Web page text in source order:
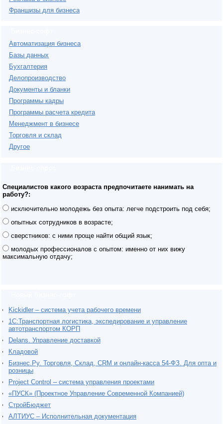
Франшизы для бизнеса
Автоматизация бизнеса
Базы данных
Бухгалтерия
Делопроизводство
Документы и бланки
Программы кадры
Программы расчета кредита
Менеджмент в бизнесе
Торговля и склад
Другое
Специалистов какого возраста предпочитаете нанимать на
работу?:
исключительно молодежь без опыта: легче подстроить под себя;
опытных сотрудников в возрасте;
сверстников: с ними проще найти общий язык;
молодых профессионалов с опытом: именно от них вижу
максимальную отдачу;
Kickidler – система учета рабочего времени
1С:Транспортная логистика, экспедирование и управление
автотранспортом КОРП
Delans. Управление доставкой
Кладовой
Бизнес.Ру. Торговля, Склад, CRM и онлайн-касса 54-ФЗ. Для опта и
розницы
Project Сontrol – система управления проектами
«ПУСК» (Проектное Управление Современной Компанией)
СтройБюджет
АЛТИУС – Исполнительная документация